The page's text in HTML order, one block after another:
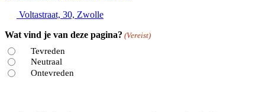
Voltastraat, 30, Zwolle
Wat vind je van deze pagina? (Vereist)
Tevreden
Neutraal
Ontevreden